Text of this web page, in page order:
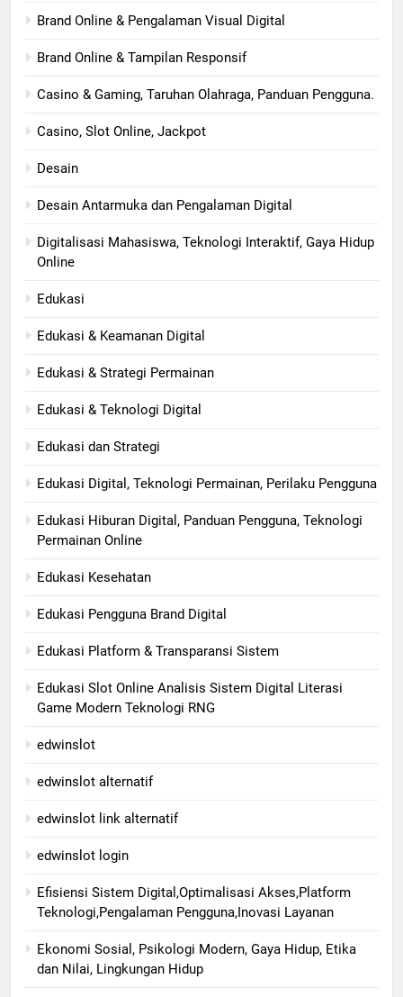
Brand Online & Pengalaman Visual Digital
Brand Online & Tampilan Responsif
Casino & Gaming, Taruhan Olahraga, Panduan Pengguna.
Casino, Slot Online, Jackpot
Desain
Desain Antarmuka dan Pengalaman Digital
Digitalisasi Mahasiswa, Teknologi Interaktif, Gaya Hidup
Online
Edukasi
Edukasi & Keamanan Digital
Edukasi & Strategi Permainan
Edukasi & Teknologi Digital
Edukasi dan Strategi
Edukasi Digital, Teknologi Permainan, Perilaku Pengguna
Edukasi Hiburan Digital, Panduan Pengguna, Teknologi
Permainan Online
Edukasi Kesehatan
Edukasi Pengguna Brand Digital
Edukasi Platform & Transparansi Sistem
Edukasi Slot Online Analisis Sistem Digital Literasi
Game Modern Teknologi RNG
edwinslot
edwinslot alternatif
edwinslot link alternatif
edwinslot login
Efisiensi Sistem Digital,Optimalisasi Akses,Platform
Teknologi,Pengalaman Pengguna,Inovasi Layanan
Ekonomi Sosial, Psikologi Modern, Gaya Hidup, Etika
dan Nilai, Lingkungan Hidup